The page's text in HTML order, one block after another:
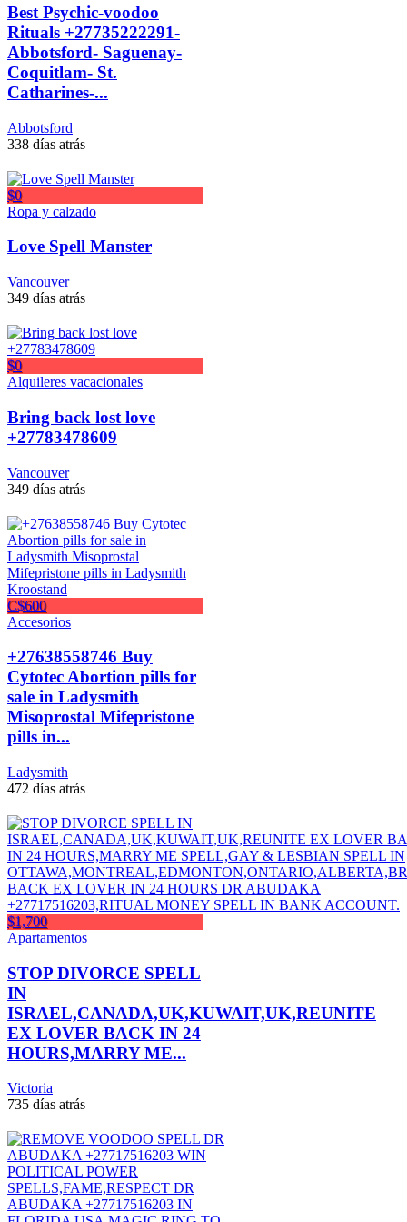
Best Psychic-voodoo
Rituals +27735222291-
Abbotsford- Saguenay-
Coquitlam- St.
Catharines-...
Abbotsford
338 días atrás
$0
Ropa y calzado
Love Spell Manster
Vancouver
349 días atrás
$0
Alquileres vacacionales
Bring back lost love
+27783478609
Vancouver
349 días atrás
C$600
Accesorios
+27638558746 Buy
Cytotec Abortion pills for
sale in Ladysmith
Misoprostal Mifepristone
pills in...
Ladysmith
472 días atrás
$1,700
Apartamentos
STOP DIVORCE SPELL
IN
ISRAEL,CANADA,UK,KUWAIT,UK,REUNITE
EX LOVER BACK IN 24
HOURS,MARRY ME...
Victoria
735 días atrás